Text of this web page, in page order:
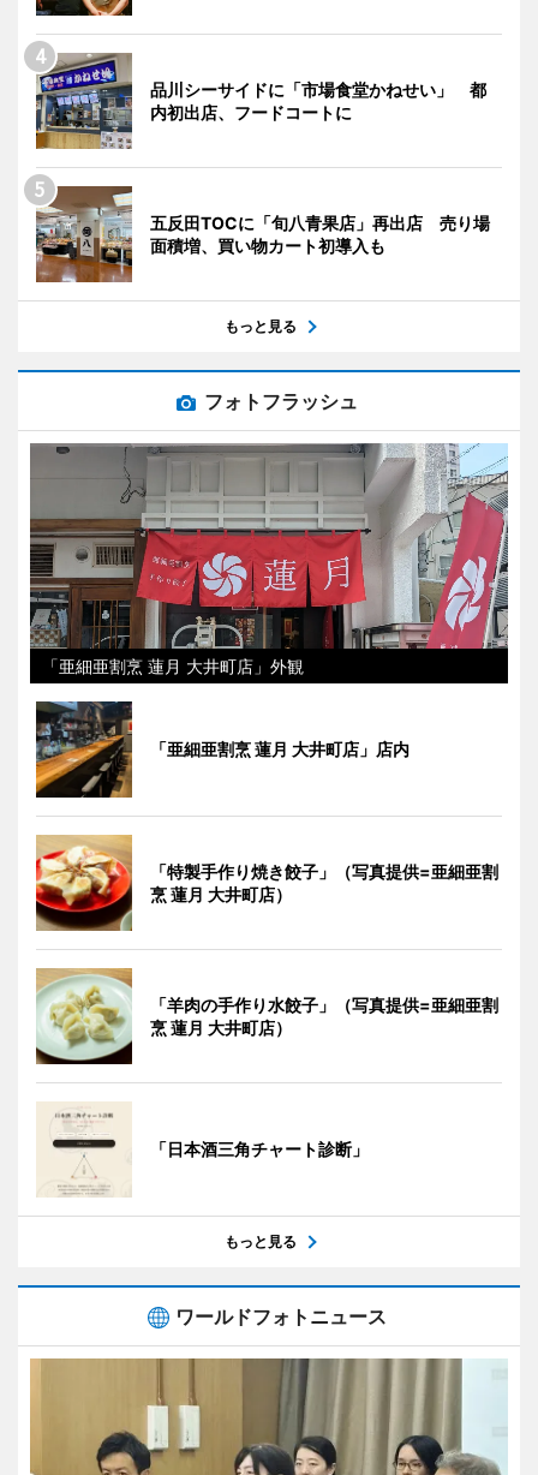
品川シーサイドに「市場食堂かねせい」 都
内初出店、フードコートに
五反田TOCに「旬八青果店」再出店 売り場
面積増、買い物カート初導入も
もっと見る
フォトフラッシュ
「亜細亜割烹 蓮月 大井町店」外観
「亜細亜割烹 蓮月 大井町店」店内
「特製手作り焼き餃子」（写真提供=亜細亜割
烹 蓮月 大井町店）
「羊肉の手作り水餃子」（写真提供=亜細亜割
烹 蓮月 大井町店）
「日本酒三角チャート診断」
もっと見る
ワールドフォトニュース